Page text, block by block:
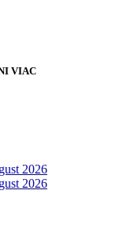
VIAC
2026
2026